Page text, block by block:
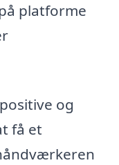
platforme
og
få et